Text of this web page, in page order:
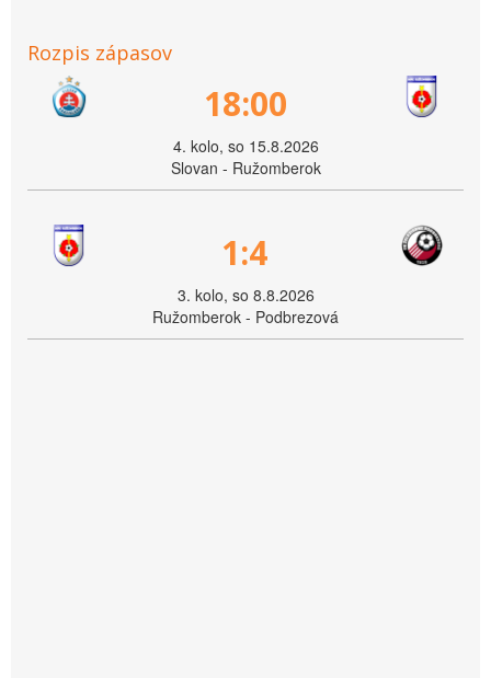
Rozpis zápasov
18:00
4. kolo, so 15.8.2026
Slovan - Ružomberok
1:4
3. kolo, so 8.8.2026
Ružomberok - Podbrezová